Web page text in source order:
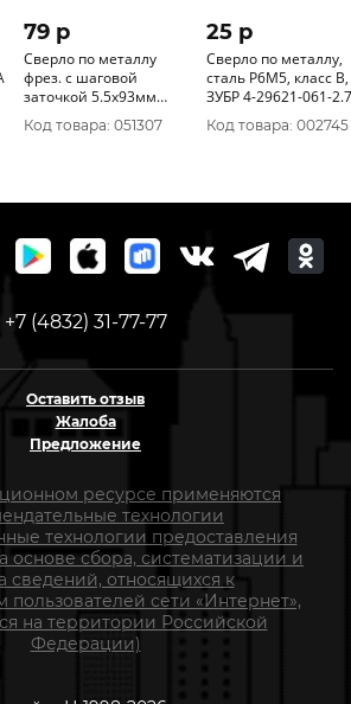
79 p
Сверло по металлу
фрез. с шаговой
заточкой 5.5х93мм
"Hardcore" Step Cutter
140055
Код товара: 051307
25 p
Сверло по металлу,
сталь Р6М5, класс В,
ЗУБР 4-29621-061-
d=2, 7 мм
Код товара: 002745
+7 (4832) 31-77-77
Оставить отзыв
Жалоба
Предложение
ресурсе применяются
технологии
технологии предоставления
сбора, систематизации и
сведений, относящихся к
пользователей сети «Интернет»,
на территории Российской
Федерации)